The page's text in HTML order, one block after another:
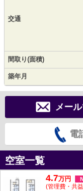
交通
間取り(面積)
築年月
メー
電
空室一覧
4.7万円
(管理費・共